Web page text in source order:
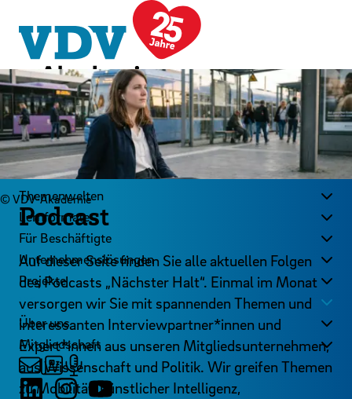
Zum Hauptinhalt der Seite springen
Zur Startseite navigieren
Themenwelten
Lernformate
Für Beschäftigte
Unternehmenslösungen
Projekte
Wissen
Über uns
Mitgliedschaft
© VDV-Akademie
Podcast
Auf dieser Seite finden Sie alle aktuellen Folgen
des Podcasts „Nächster Halt“. Einmal im Monat
versorgen wir Sie mit spannenden Themen und
interessanten Interviewpartner*innen und
Expert*innen aus unseren Mitgliedsunternehmen,
aus Wissenschaft und Politik. Wir greifen Themen
zu Mobilität, künstlicher Intelligenz,